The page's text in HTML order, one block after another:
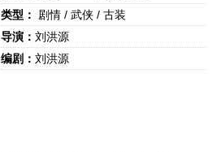
类型：
剧情 / 武侠 / 古装
导演：刘洪源
编剧：刘洪源